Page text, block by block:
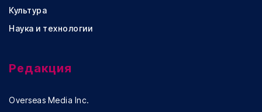
Культура
Наука и технологии
Редакция
Overseas Media Inc.